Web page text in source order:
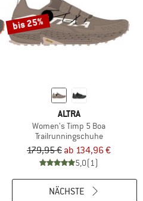
bis 25%
ALTRA
Women's Timp 5 Boa
Trailrunningschuhe
179,95 € ab 134,96 €
5,0(1)
NÄCHSTE